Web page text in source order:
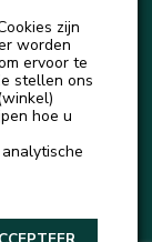
zijn
worden
ervoor te
stellen ons
hoe u